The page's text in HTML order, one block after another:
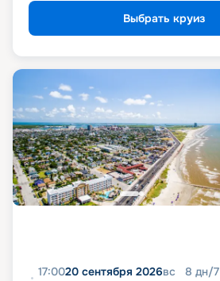
Выбрать круиз
17:0020 сентября 2026вс 8 дн/7